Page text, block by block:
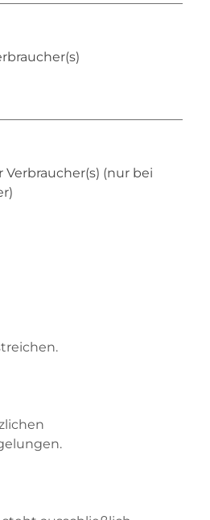
(nur bei